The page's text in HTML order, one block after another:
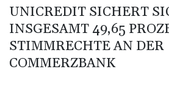
Iran stellt harte Bedingungen für
Hormus
Trauerflor und Schweigeminute: Inter
UNICREDIT SICHERT
INSGESAMT 49,65
STIMMRECHTE AN DER
COMMERZBANK